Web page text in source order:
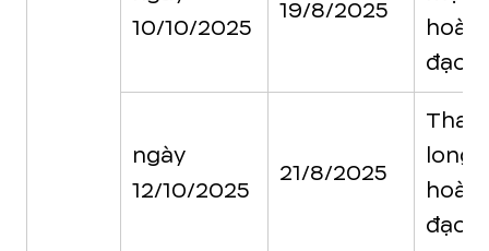
10/10/2025
19/8/2025
đạo
ngày
12/10/2025
21/8/2025
long
đạo